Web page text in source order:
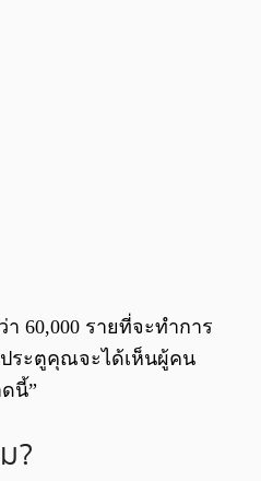
60,000 รายที่จะทำการ
ระตูคุณจะได้เห็นผู้คน
นี้”
?